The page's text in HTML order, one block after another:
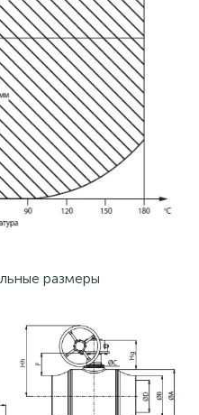
размеры